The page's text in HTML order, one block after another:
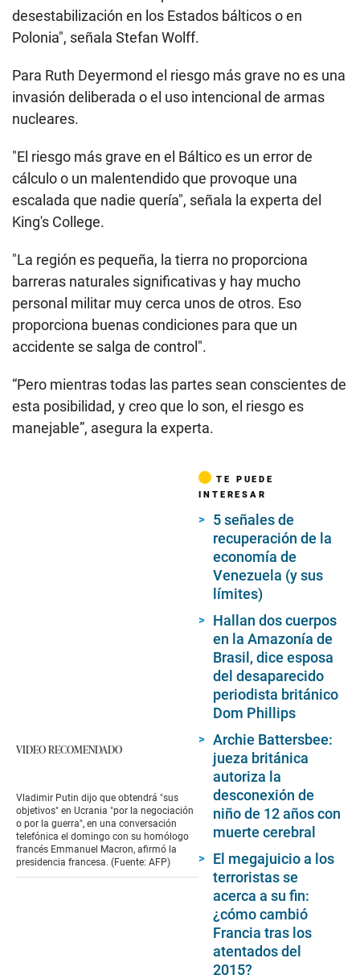
desestabilización en los Estados bálticos o en
Polonia", señala Stefan Wolff.
Para Ruth Deyermond el riesgo más grave no es una
invasión deliberada o el uso intencional de armas
nucleares.
"El riesgo más grave en el Báltico es un error de
cálculo o un malentendido que provoque una
escalada que nadie quería", señala la experta del
King's College.
"La región es pequeña, la tierra no proporciona
barreras naturales significativas y hay mucho
personal militar muy cerca unos de otros. Eso
proporciona buenas condiciones para que un
accidente se salga de control".
“Pero mientras todas las partes sean conscientes de
esta posibilidad, y creo que lo son, el riesgo es
manejable”, asegura la experta.
VIDEO RECOMENDADO
Vladimir Putin dijo que obtendrá "sus
objetivos" en Ucrania "por la negociación
o por la guerra", en una conversación
telefónica el domingo con su homólogo
francés Emmanuel Macron, afirmó la
presidencia francesa. (Fuente: AFP)
TE PUEDE
INTERESAR
5 señales de
recuperación de la
economía de
Venezuela (y sus
límites)
Hallan dos cuerpos
en la Amazonía de
Brasil, dice esposa
del desaparecido
periodista británico
Dom Phillips
Archie Battersbee:
jueza británica
autoriza la
desconexión de
niño de 12 años con
muerte cerebral
El megajuicio a los
terroristas se
acerca a su fin:
¿cómo cambió
Francia tras los
atentados del
2015?